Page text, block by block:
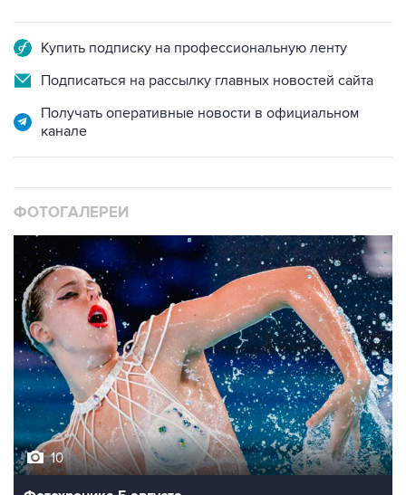
Подписаться на рассылку главных новостей сайта
Получать оперативные новости в официальном
канале
10
Фотохроника 5 августа